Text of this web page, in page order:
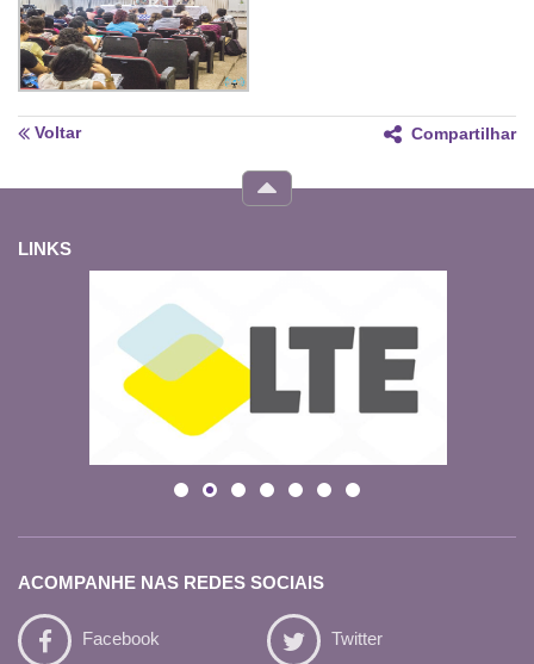
Voltar Compartilhar
LINKS
ACOMPANHE NAS REDES SOCIAIS
Facebook Twitter